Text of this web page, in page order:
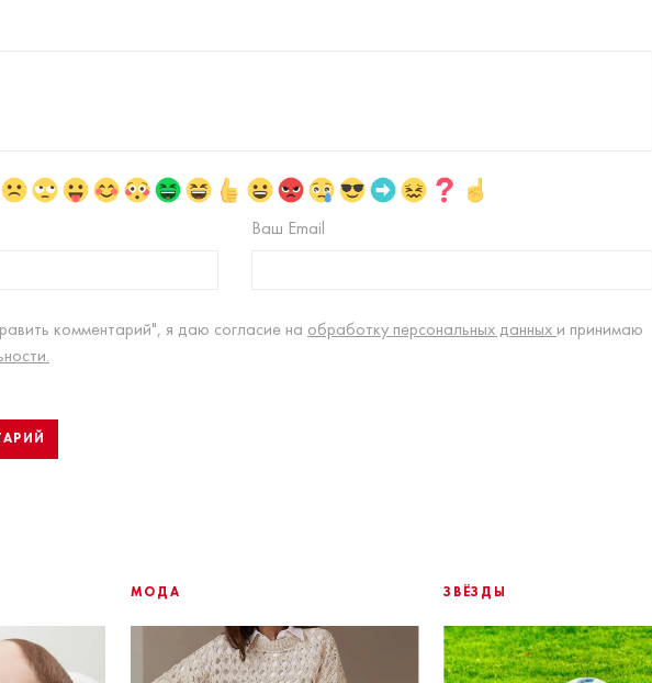
Ваш Email
комментарий", я даю согласие на обработку персональных данных и принимаю
МОДА ЗВЁЗДЫ